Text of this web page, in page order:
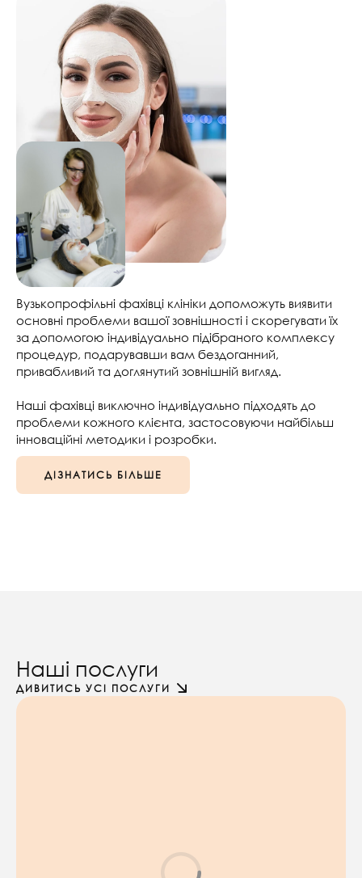
Вузькопрофільні фахівці клініки допоможуть виявити
основні проблеми вашої зовнішності і скорегувати їх
за допомогою індивідуально підібраного комплексу
процедур, подарувавши вам бездоганний,
привабливий та доглянутий зовнішній вигляд.
Наші фахівці виключно індивідуально підходять до
проблеми кожного клієнта, застосовуючи найбільш
інноваційні методики і розробки.
ДІЗНАТИСЬ БІЛЬШЕ
Наші послуги
ДИВИТИСЬ УСІ ПОСЛУГИ